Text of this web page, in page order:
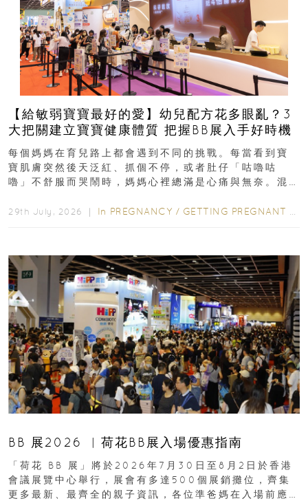
【給敏弱寶寶最好的愛】幼兒配方花多眼亂？3
大把關建立寶寶健康體質 把握BB展入手好時機
每個媽媽在育兒路上都會遇到不同的挑戰。每當看到寶
寶肌膚突然後天泛紅、抓個不停，或者肚仔「咕嚕咕
嚕」不舒服而哭鬧時，媽媽心裡總滿是心痛與無奈。混
29th July, 2026 ｜ In PREGNANCY / GETTING PREGNANT
BB 展2026 ︳荷花BB展入場優惠指南
「荷花 BB 展」將於2026年7月30日至8月2日於香港
會議展覽中心舉行，展會有多達500個展銷攤位，齊集
更多最新、最齊全的親子資訊，各位準爸媽在入場前應